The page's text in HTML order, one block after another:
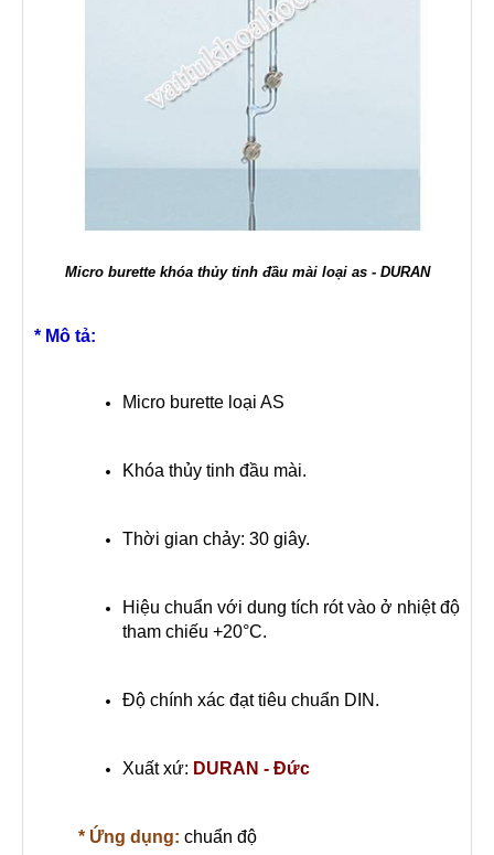
Micro burette khóa thủy tinh đầu mài loại as - DURAN
* Mô tả:
Micro burette loại AS
Khóa thủy tinh đầu mài.
Thời gian chảy: 30 giây.
Hiệu chuẩn với dung tích rót vào ở nhiệt độ
tham chiếu +20°C.
Độ chính xác đạt tiêu chuẩn DIN.
Xuất xứ: DURAN - Đức
* Ứng dụng: chuẩn độ